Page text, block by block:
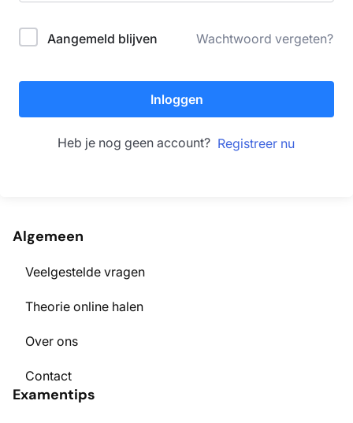
Aangemeld blijven Wachtwoord vergeten?
Inloggen
Heb je nog geen account? Registreer nu
Algemeen
Veelgestelde vragen
Theorie online halen
Over ons
Contact
Examentips